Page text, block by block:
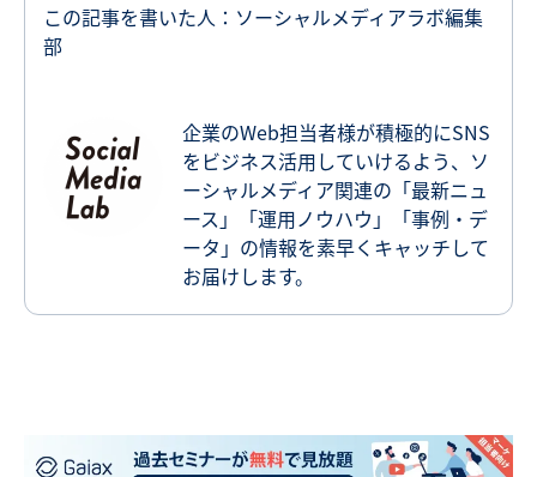
この記事を書いた人：ソーシャルメディアラボ編集
部
企業のWeb担当者様が積極的にSNS
をビジネス活用していけるよう、ソ
ーシャルメディア関連の「最新ニュ
ース」「運用ノウハウ」「事例・デ
ータ」の情報を素早くキャッチして
お届けします。